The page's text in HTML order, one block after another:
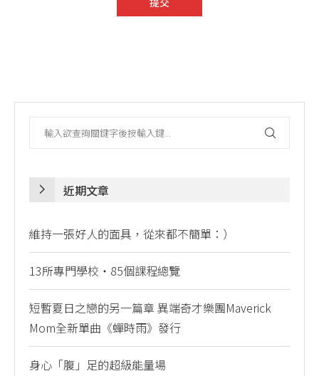
近期文章
維持一張好人的面具，從來都不簡單：）
13所專門學校・85個課程總覽
短暫夏日之戀的另一篇章 異端奇才樂團Maverick
Mom全新單曲《蟬時雨》發行
身心「腹」足的超級能量場